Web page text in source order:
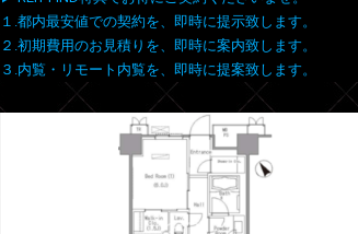
１.都内最安値での契約を、即時に提示致します。
２.初期費用のお見積りを、即時に案内致します。
３.内覧・リモート内覧を、即時に提案致します。